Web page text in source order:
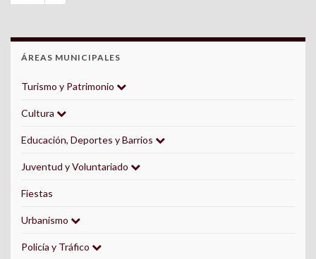
ÁREAS MUNICIPALES
Turismo y Patrimonio
Cultura
Educación, Deportes y Barrios
Juventud y Voluntariado
Fiestas
Urbanismo
Policía y Tráfico